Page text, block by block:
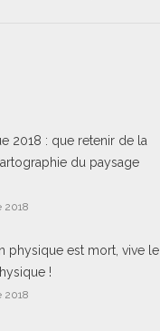
2018 : que retenir de la
du paysage
2018
physique est mort, vive le
!
2018